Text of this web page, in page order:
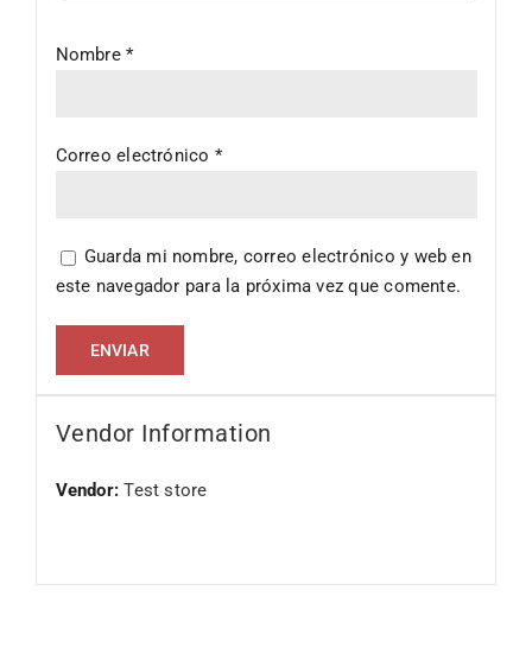
Nombre*
Correo electrónico *
Guarda mi nombre, correo electrónico y web en
este navegador para la próxima vez que comente.
Vendor Information
Vendor:Test store